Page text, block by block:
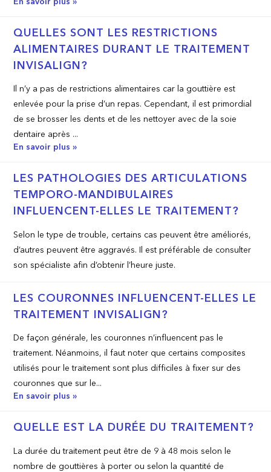
QUELLES SONT LES RESTRICTIONS
ALIMENTAIRES DURANT LE TRAITEMENT
INVISALIGN?
Il n’y a pas de restrictions alimentaires car la gouttière est
enlevée pour la prise d’un repas. Cependant, il est primordial
de se brosser les dents et de les nettoyer avec de la soie
dentaire après ...
En savoir plus »
LES PATHOLOGIES DES ARTICULATIONS
TEMPORO-MANDIBULAIRES
INFLUENCENT-ELLES LE TRAITEMENT?
Selon le type de trouble, certains cas peuvent être améliorés,
d’autres peuvent être aggravés. Il est préférable de consulter
son spécialiste afin d’obtenir l’heure juste.
LES COURONNES INFLUENCENT-ELLES LE
TRAITEMENT INVISALIGN?
De façon générale, les couronnes n’influencent pas le
traitement. Néanmoins, il faut noter que certains composites
utilisés pour le traitement sont plus difficiles à fixer sur des
couronnes que sur le...
En savoir plus »
QUELLE EST LA DURÉE DU TRAITEMENT?
La durée du traitement peut être de 9 à 48 mois selon le
nombre de gouttières à porter ou selon la quantité de